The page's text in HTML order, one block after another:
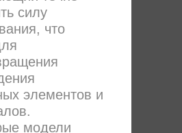
силу
что
элементов и
модели